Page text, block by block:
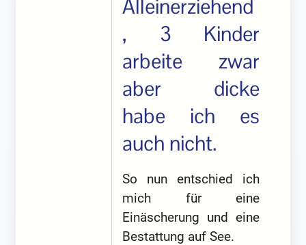
Alleinerziehend
, 3 Kinder
arbeite zwar
aber dicke
habe ich es
auch nicht.
So nun entschied ich
mich für eine
Einäscherung und eine
Bestattung auf See.